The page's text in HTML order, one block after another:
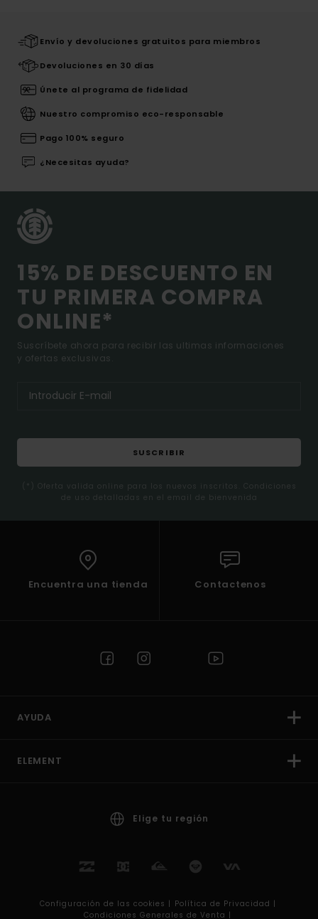
Envío y devoluciones gratuitos para miembros
Devoluciones en 30 días
Únete al programa de fidelidad
Nuestro compromiso eco-responsable
Pago 100% seguro
¿Necesitas ayuda?
15% DE DESCUENTO EN
TU PRIMERA COMPRA
ONLINE*
Suscríbete ahora para recibir las ultimas informaciones
y ofertas exclusivas.
SUSCRIBIR
(*) Oferta valida online para los nuevos inscritos. Condiciones
de uso detalladas en el email de bienvenida
Encuentra una tienda Contactenos
AYUDA
ELEMENT
Elige tu región
Configuración de las cookies | Política de Privacidad |
Condiciones Generales de Venta |